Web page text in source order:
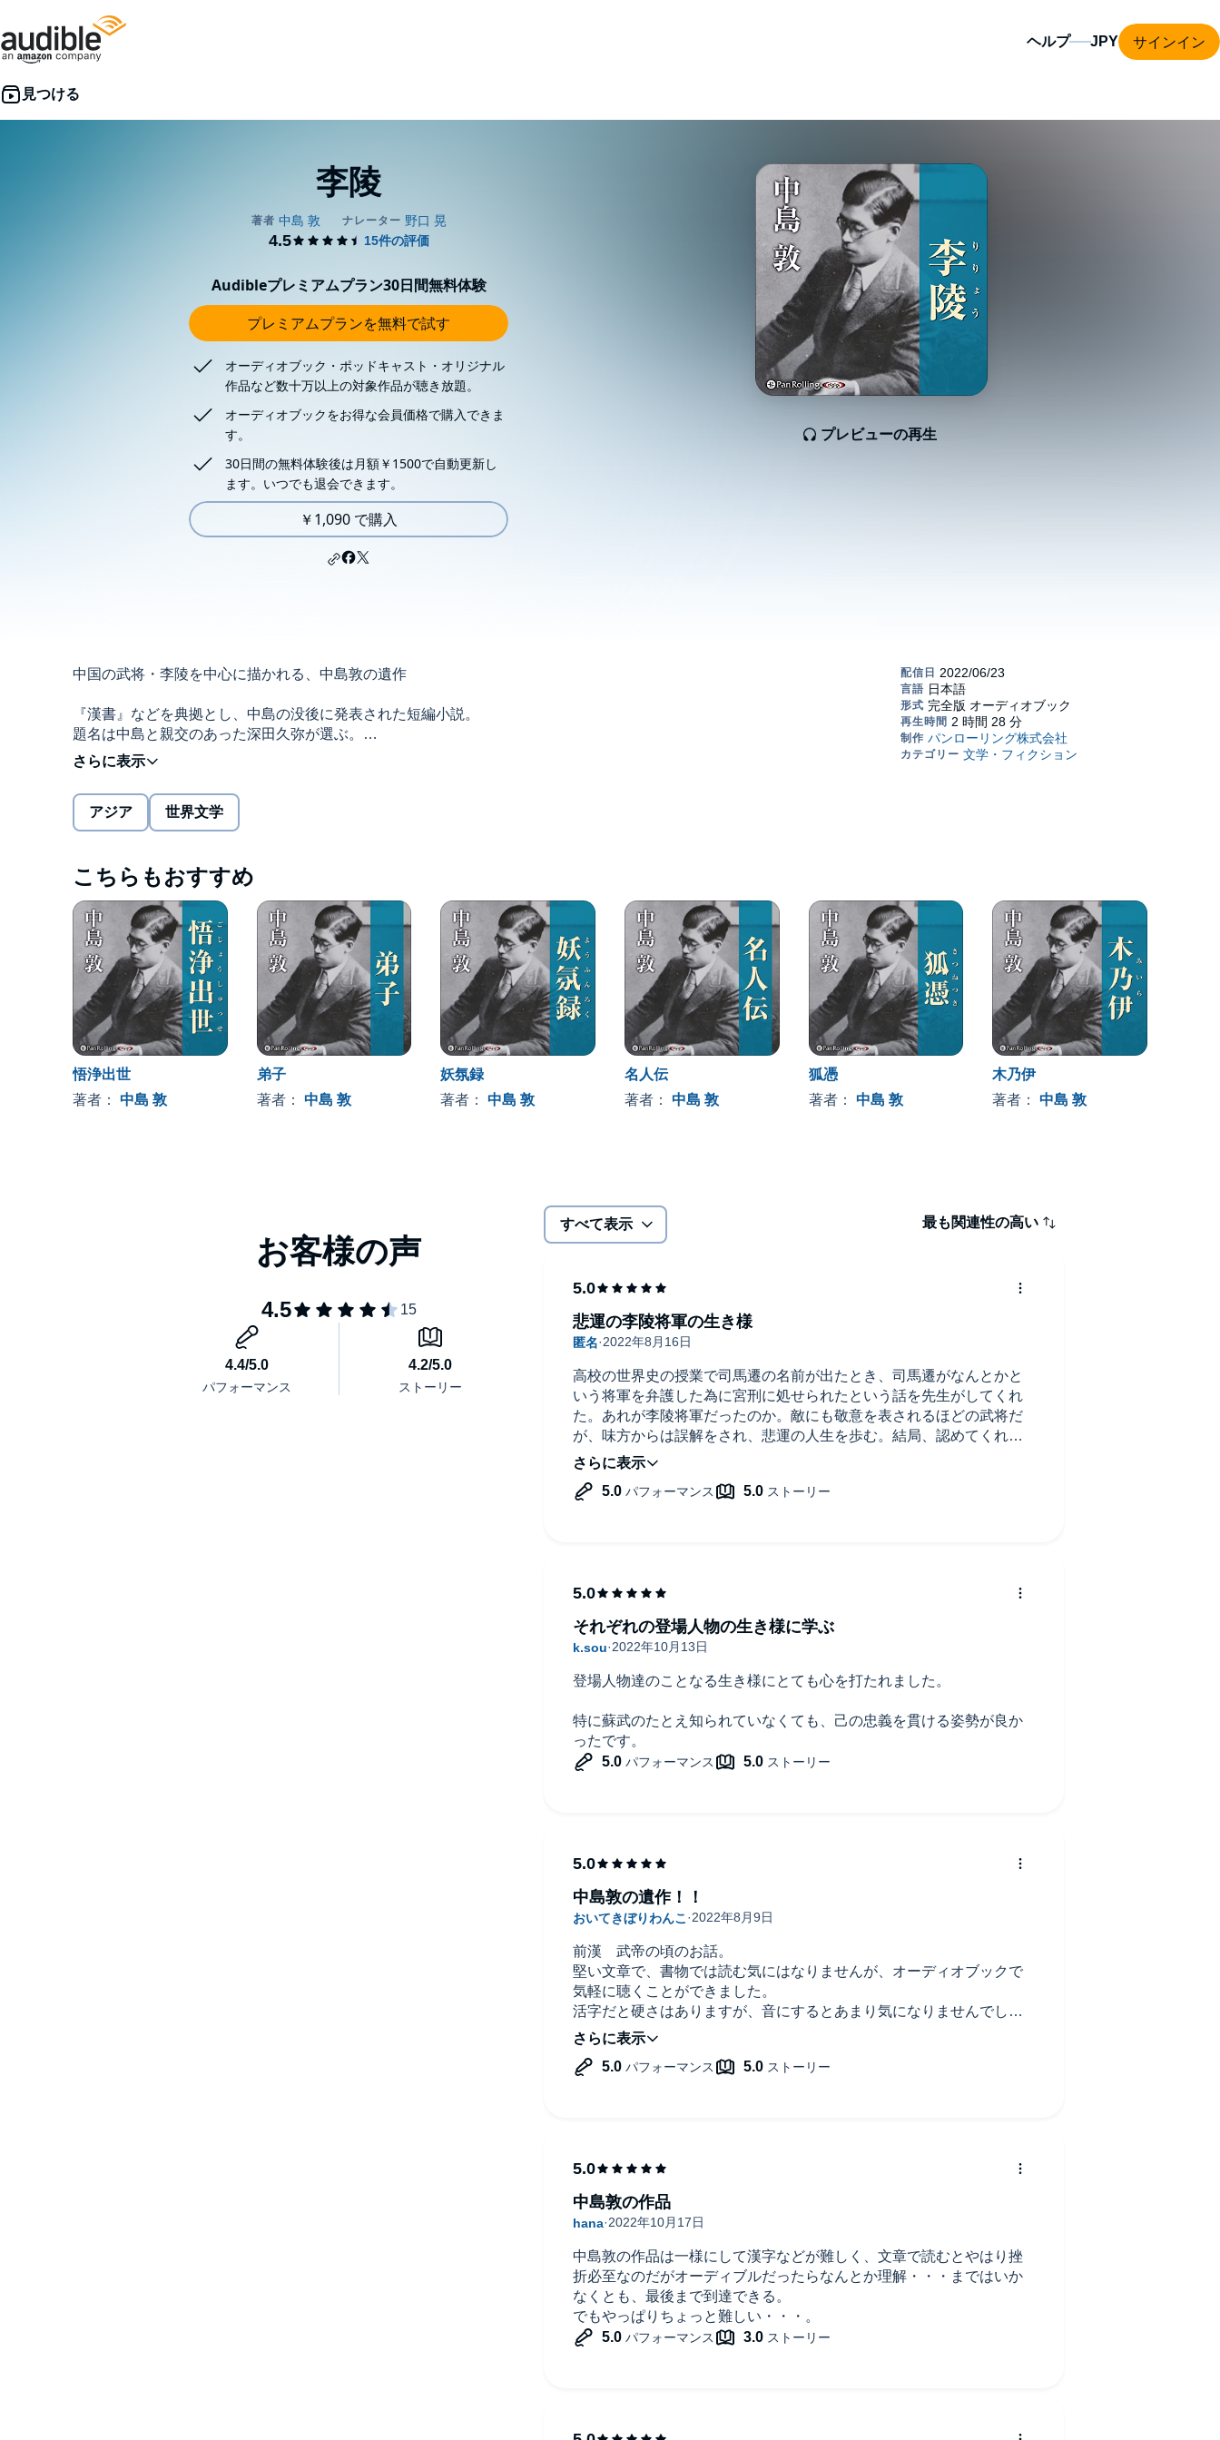
ヘルプ サインイン
李陵
プレビューの再生
Audibleプレミアムプラン30日間無料体験
プレミアムプランを無料で試す
オーディオブック・ポッドキャスト・オリジナル
作品など数十万以上の対象作品が聴き放題。
オーディオブックをお得な会員価格で購入できま
す。
30日間の無料体験後は月額￥1500で自動更新し
ます。いつでも退会できます。
￥1,090 で購入
中国の武将・李陵を中心に描かれる、中島敦の遺作
『漢書』などを典拠とし、中島の没後に発表された短編小説。
題名は中島と親交のあった深田久弥が選ぶ。
漢の武将・李陵は、匈奴を攻め一時は勝利を収めるものの、援軍によって形成が逆転し匈奴に捕らえられて
しまう。
しかし漢では李陵は裏切ったと伝えられ、武王により家族が皆殺しにされる事となる。
司馬遷だけは李陵を擁護したが、その想いもむなしく宮刑に処された。
対して、時を同じくして匈奴に捕らえられていた蘇武は、匈奴には与することなく貧しい暮らしをしてい
しばらくして武王が亡くなり、李陵と蘇武に漢へ戻る機会が与えられるが、果たして二人はどのような選択
を取るのか――。
中島敦（なかじま・あつし）
昭和時代前期の小説家。1909年東京生れ。東大国文科卒。
祖父は漢学者中島撫山、伯父にも漢学者が多く、父は中学の漢文教師。
1933年横浜高等女学校の教師となり、かたわら作家を志して習作にはげんだ。
持病の喘息悪化のため、転地療養を兼ねて41年パラオの南洋庁に赴任する。
唐代の伝奇「人虎伝」を素材にした「山月記」が深田久弥の推挽で42年2月の「文学界」に掲載され文壇に
デビュー。同年5月発表の《光と風と夢》も好評で以後創作に専念。
アジア 世界文学
こちらもおすすめ
悟浄出世
著者： 中島 敦
弟子
著者： 中島 敦
妖氛録
著者：中島 敦
名人伝
著者： 中島 敦
狐憑
著者： 中島 敦
木乃伊
著者：中島 敦
すべて表示 最も関連性の高い
高校の世界史の授業で司馬遷の名前が出たとき、司馬遷がなんとかと
いう将軍を弁護した為に宮刑に処せられたという話を先生がしてくれ
た。あれが李陵将軍だったのか。敵にも敬意を表されるほどの武将だ
が、味方からは誤解をされ、悲運の人生を歩む。結局、認めてくれる
敵方にて働くことになるのだが、それもまた生き方としてよし。中島
敦の格調高い文章の中に込められた哀愁とロマンを感じる物語を楽し
めた。
悲運の李陵将軍の生き様
登場人物達のことなる生き様にとても心を打たれました。
特に蘇武のたとえ知られていなくても、己の忠義を貫ける姿勢が良か
ったです。
それぞれの登場人物の生き様に学ぶ
前漢 武帝の頃のお話。
堅い文章で、書物では読む気にはなりませんが、オーディオブックで
気軽に聴くことができました。
活字だと硬さはありますが、音にするとあまり気になりませんでし
た。
ナレータさんが良いのかな。
中島敦の遺作！！
中島敦の作品は一様にして漢字などが難しく、文章で読むとやはり挫
折必至なのだがオーディブルだったらなんとか理解・・・まではいか
なくとも、最後まで到達できる。
でもやっぱりちょっと難しい・・・。
中島敦の作品